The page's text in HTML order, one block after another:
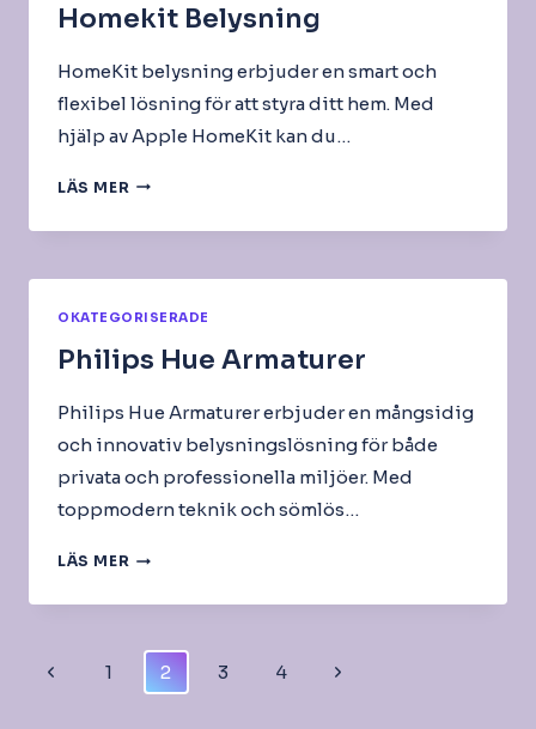
Homekit Belysning
HomeKit belysning erbjuder en smart och
flexibel lösning för att styra ditt hem. Med
hjälp av Apple HomeKit kan du…
LÄS MER HOMEKIT
OKATEGORISERADE
Philips Hue Armaturer
Philips Hue Armaturer erbjuder en mångsidig
och innovativ belysningslösning för både
privata och professionella miljöer. Med
toppmodern teknik och sömlös…
LÄS MER PHILIPS
ARMATURER
Page
Navigation
Previous1 2 3 4
Next